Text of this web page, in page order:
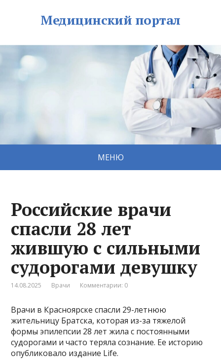
Медицинский портал
МЕНЮ
Российские врачи
спасли 28 лет
жившую с сильными
судорогами девушку
14.08.2025 Врачи Комментарии: 0
Врачи в Красноярске спасли 29-летнюю
жительницу Братска, которая из-за тяжелой
формы эпилепсии 28 лет жила с постоянными
судорогами и часто теряла сознание. Ее историю
опубликовало издание Life.